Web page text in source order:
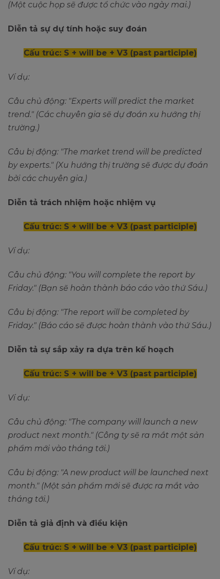
(Một cuộc họp sẽ được tổ chức vào ngày mai.)
Diễn tả sự dự tính hoặc suy đoán
Cấu trúc: S + will be + V3 (past participle)
Ví dụ:
Câu chủ động: "Experts will predict the market
trend." (Các chuyên gia sẽ dự đoán xu hướng thị
trường.)
Câu bị động: "The market trend will be predicted
by experts." (Xu hướng thị trường sẽ được dự đoán
bởi các chuyên gia.)
Diễn tả trách nhiệm hoặc nhiệm vụ
Cấu trúc: S + will be + V3 (past participle)
Ví dụ:
Câu chủ động: "You will complete the report by
Friday." (Bạn sẽ hoàn thành báo cáo vào thứ Sáu.)
Câu bị động: "The report will be completed by
Friday." (Báo cáo sẽ được hoàn thành vào thứ Sáu.)
Diễn tả sự sắp xảy ra dựa trên kế hoạch
Cấu trúc: S + will be + V3 (past participle)
Ví dụ:
Câu chủ động: "The company will launch a new
product next month." (Công ty sẽ ra mắt một sản
phẩm mới vào tháng tới.)
Câu bị động: "A new product will be launched next
month." (Một sản phẩm mới sẽ được ra mắt vào
tháng tới.)
Diễn tả giả định và điều kiện
Cấu trúc: S + will be + V3 (past participle)
Ví dụ: